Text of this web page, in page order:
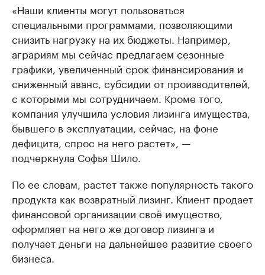
«Наши клиенты могут пользоваться
специальными программами, позволяющими
снизить нагрузку на их бюджеты. Например,
аграриям мы сейчас предлагаем сезонные
графики, увеличенный срок финансирования и
сниженный аванс, субсидии от производителей,
с которыми мы сотрудничаем. Кроме того,
компания улучшила условия лизинга имущества,
бывшего в эксплуатации, сейчас, на фоне
дефицита, спрос на него растет», —
подчеркнула Софья Шило.
По ее словам, растет также популярность такого
продукта как возвратный лизинг. Клиент продает
финансовой организации своё имущество,
оформляет на него же договор лизинга и
получает деньги на дальнейшее развитие своего
бизнеса.